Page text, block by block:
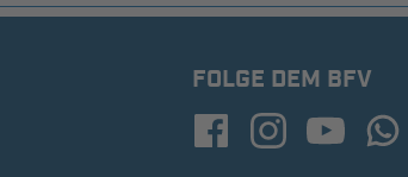
FOLGE DEM BFV